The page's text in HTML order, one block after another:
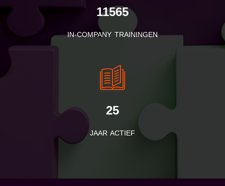
11565
IN-COMPANY TRAININGEN
25
JAAR ACTIEF